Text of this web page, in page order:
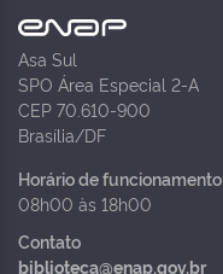
Asa Sul
SPO Área Especial 2-A
CEP 70.610-900
Brasília/DF
Horário de funcionamento
08h00 às 18h00
Contato
biblioteca@enap.gov.br